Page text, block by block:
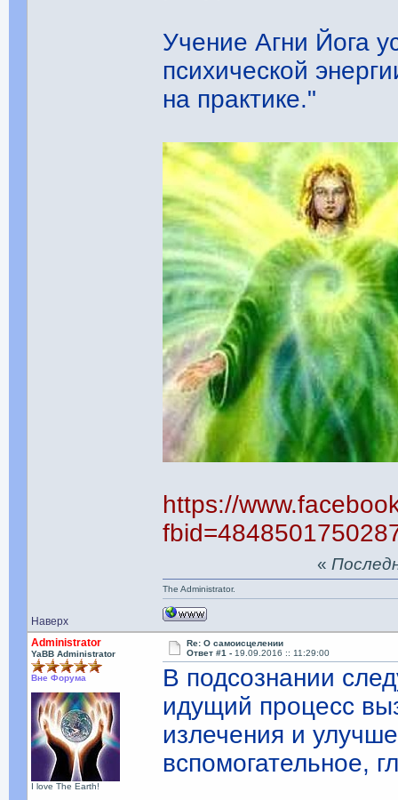
Учение Агни Йога
психической
на практике."
https://
Наверх
«
The Administrator.
Administrator
YaBB Administrator
Вне Форума
I love The Earth!
Re: О самоисцелении
Ответ #1 - 19.09.2016 :: 11:29:00
В подсознании
идущий процесс
излечения и
вспомогательное,